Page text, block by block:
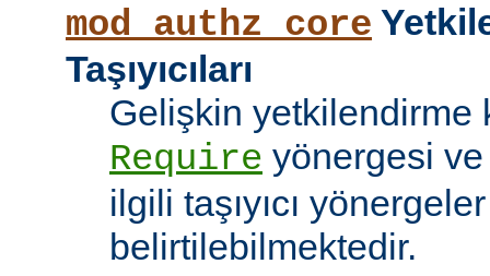
mod_authz_core
Taşıyıcıları
Gelişkin yetkilendirme
Require yönergesi
ilgili taşıyıcı
belirtilebilmektedir.